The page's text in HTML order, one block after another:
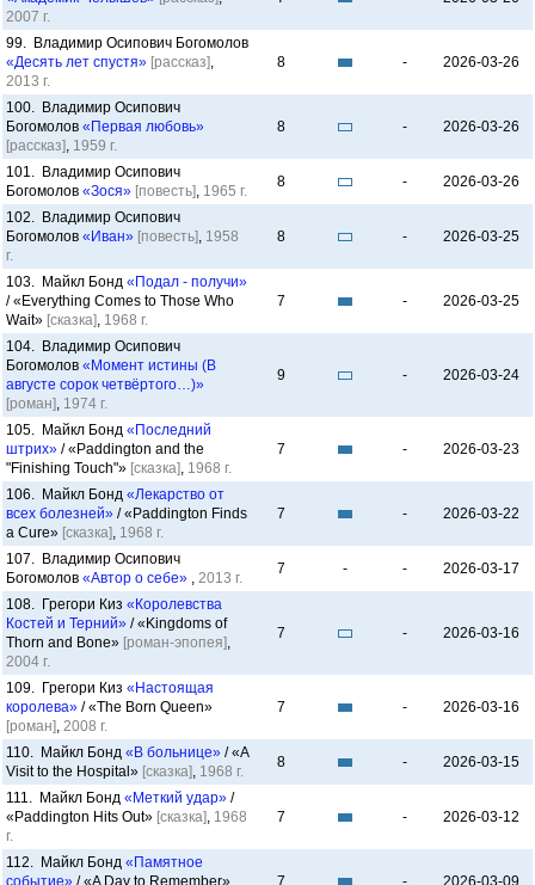
2007 г.
99. Владимир Осипович Богомолов
«Десять лет спустя» [рассказ],
2013 г.
8 - 2026-03-26
100. Владимир Осипович
Богомолов «Первая любовь»
[рассказ], 1959 г.
8 - 2026-03-26
101. Владимир Осипович
Богомолов «Зося» [повесть], 1965 г.
8 - 2026-03-26
102. Владимир Осипович
Богомолов «Иван» [повесть], 1958
г.
8 - 2026-03-25
103. Майкл Бонд «Подал - получи»
/ «Everything Comes to Those Who
Wait» [сказка], 1968 г.
7 - 2026-03-25
104. Владимир Осипович
Богомолов «Момент истины (В
августе сорок четвёртого…)»
[роман], 1974 г.
9 - 2026-03-24
105. Майкл Бонд «Последний
штрих» / «Paddington and the
"Finishing Touch"» [сказка], 1968 г.
7 - 2026-03-23
106. Майкл Бонд «Лекарство от
всех болезней» / «Paddington Finds
a Cure» [сказка], 1968 г.
7 - 2026-03-22
107. Владимир Осипович
Богомолов «Автор о себе» , 2013 г.
7 - - 2026-03-17
108. Грегори Киз «Королевства
Костей и Терний» / «Kingdoms of
Thorn and Bone» [роман-эпопея],
2004 г.
7 - 2026-03-16
109. Грегори Киз «Настоящая
королева» / «The Born Queen»
[роман], 2008 г.
7 - 2026-03-16
110. Майкл Бонд «В больнице» / «A
Visit to the Hospital» [сказка], 1968 г.
8 - 2026-03-15
111. Майкл Бонд «Меткий удар» /
«Paddington Hits Out» [сказка], 1968
г.
7 - 2026-03-12
112. Майкл Бонд «Памятное
событие» / «A Day to Remember»
7 - 2026-03-09